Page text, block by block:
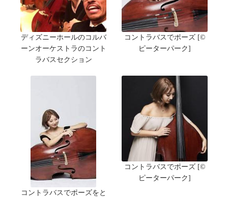
ディズニーホールのコルバ
ーンオーケストラのコント
ラバスセクション
コントラバスでポーズ [©
ピーターパーク]
コントラバスでポーズをと
コントラバスでポーズ [©
ピーターパーク]